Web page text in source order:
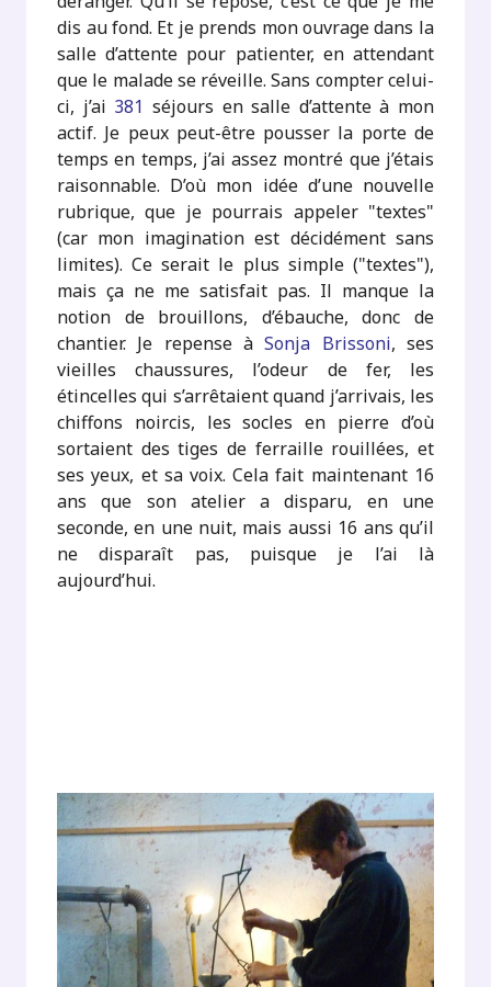
dis au fond. Et je prends mon ouvrage dans la
salle d’attente pour patienter, en attendant
que le malade se réveille. Sans compter celui-
ci, j’ai 381 séjours en salle d’attente à mon
actif. Je peux peut-être pousser la porte de
temps en temps, j’ai assez montré que j’étais
raisonnable. D’où mon idée d’une nouvelle
rubrique, que je pourrais appeler "textes"
(car mon imagination est décidément sans
limites). Ce serait le plus simple ("textes"),
mais ça ne me satisfait pas. Il manque la
notion de brouillons, d’ébauche, donc de
chantier. Je repense àSonja Brissoni, ses
vieilles chaussures, l’odeur de fer, les
étincelles qui s’arrêtaient quand j’arrivais, les
chiffons noircis, les socles en pierre d’où
sortaient des tiges de ferraille rouillées, et
ses yeux, et sa voix. Cela fait maintenant 16
ans que son atelier a disparu, en une
seconde, en une nuit, mais aussi 16 ans qu’il
ne disparaît pas, puisque je l’ai là
aujourd’hui.